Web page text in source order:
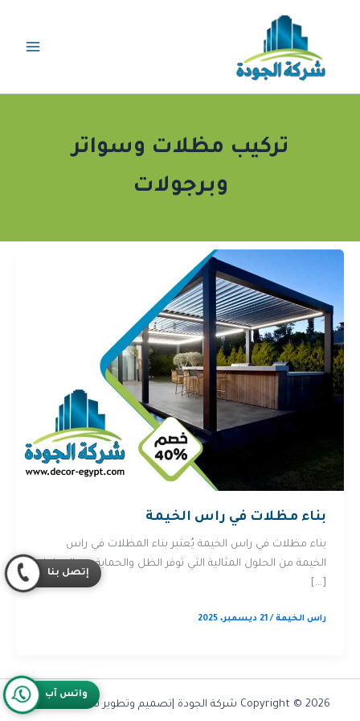
تركيب مظلات وسواتر
وبرجولات
بناء مظلات في راس الخيمة
بناء مظلات في راس الخيمة يُعتبر بناء المظلات في راس
الخيمة من الحلول المثالية التي توفر الظل والحماية من العوامل
[…]
راس الخيمة/21 ديسمبر، 2025
Copyright © 2026 شركة الجودة |تصميم وتطوير شركة Olymoo
واتس آب
إتصل بنا